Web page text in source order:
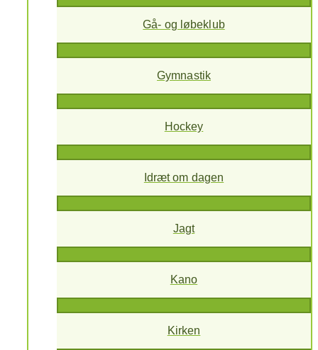
Gå- og løbeklub
Gymnastik
Hockey
Idræt om dagen
Jagt
Kano
Kirken